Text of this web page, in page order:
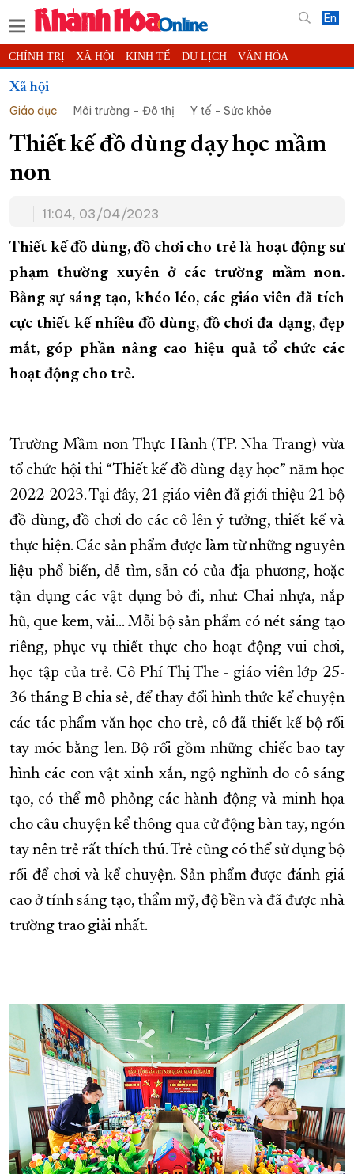
En
CHÍNH TRỊ XÃ HỘI KINH TẾ DU LỊCH VĂN HÓA
THỂ THAO
KHOA HỌC - CÔNG NGHỆ PHÁP LUẬT BẠN ĐỌC
THẾ GIỚI MULTIMEDIA VIDEO ĐỌC BÁO ONLINE
TRƯỜNG SA BIỂN ĐẢO QUÊ HƯƠNG
CHUNG TAY CẢI CÁCH HÀNH CHÍNH
XÂY DỰNG NÔNG THÔN MỚI LỊCH CẮT ĐIỆN
TÀU - XE - MÁY BAY
KỶ NIỆM 370 NĂM XÂY DỰNG VÀ PHÁT TRIỂN TỈNH KHÁNH HÒA
KHOẢNH KHẮC ĐẸP XỨ TRẦM
XÂY DỰNG KHÁNH HÒA TRỞ THÀNH THÀNH PHỐ TRỰC THUỘC
Xã hội
Giáo dục
Môi trường – Đô thị Y tế - Sức khỏe
Thiết kế đồ dùng dạy học mầm
non
11:04, 03/04/2023
Thiết kế đồ dùng, đồ chơi cho trẻ là hoạt động sư
phạm thường xuyên ở các trường mầm non.
Bằng sự sáng tạo, khéo léo, các giáo viên đã tích
cực thiết kế nhiều đồ dùng, đồ chơi đa dạng, đẹp
mắt, góp phần nâng cao hiệu quả tổ chức các
hoạt động cho trẻ.
Trường Mầm non Thực Hành (TP. Nha Trang) vừa
tổ chức hội thi “Thiết kế đồ dùng dạy học” năm học
2022-2023. Tại đây, 21 giáo viên đã giới thiệu 21 bộ
đồ dùng, đồ chơi do các cô lên ý tưởng, thiết kế và
thực hiện. Các sản phẩm được làm từ những nguyên
liệu phổ biến, dễ tìm, sẵn có của địa phương, hoặc
tận dụng các vật dụng bỏ đi, như: Chai nhựa, nắp
hũ, que kem, vải… Mỗi bộ sản phẩm có nét sáng tạo
riêng, phục vụ thiết thực cho hoạt động vui chơi,
học tập của trẻ. Cô Phí Thị The - giáo viên lớp 25-
36 tháng B chia sẻ, để thay đổi hình thức kể chuyện
các tác phẩm văn học cho trẻ, cô đã thiết kế bộ rối
tay móc bằng len. Bộ rối gồm những chiếc bao tay
hình các con vật xinh xắn, ngộ nghĩnh do cô sáng
tạo, có thể mô phỏng các hành động và minh họa
cho câu chuyện kể thông qua cử động bàn tay, ngón
tay nên trẻ rất thích thú. Trẻ cũng có thể sử dụng bộ
rối để chơi và kể chuyện. Sản phẩm được đánh giá
cao ở tính sáng tạo, thẩm mỹ, độ bền và đã được nhà
trường trao giải nhất.